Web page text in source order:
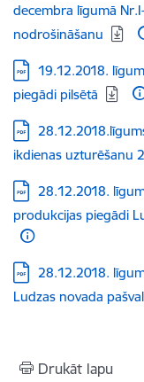
decembra līgumā
nodrošināšanu
Lejupielādēt:
19.12.2018.
piegādi pilsētā
Lejupielādēt:
ikdienas uzturēšanu
Lejupielādēt:
28.12.2018.
produkcijas piegādi
Lejupielādēt:
28.12.2018.
Ludzas novada
Drukāt lapu